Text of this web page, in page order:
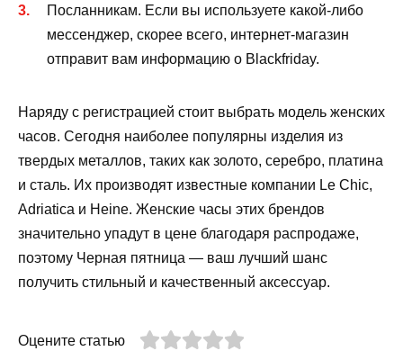
Посланникам. Если вы используете какой-либо
мессенджер, скорее всего, интернет-магазин
отправит вам информацию о Blackfriday.
Наряду с регистрацией стоит выбрать модель женских
часов. Сегодня наиболее популярны изделия из
твердых металлов, таких как золото, серебро, платина
и сталь. Их производят известные компании Le Chic,
Adriatica и Heine. Женские часы этих брендов
значительно упадут в цене благодаря распродаже,
поэтому Черная пятница — ваш лучший шанс
получить стильный и качественный аксессуар.
Оцените статью